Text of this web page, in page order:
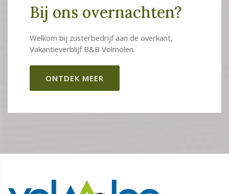
Bij ons overnachten?
Welkom bij zusterbedrijf aan de overkant,
Vakantieverblijf B&B Volmolen.
ONTDEK MEER